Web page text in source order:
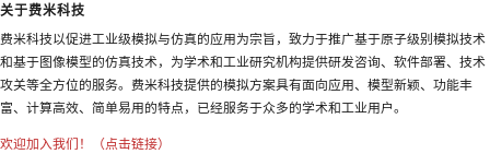
关于费米科技
费米科技以促进工业级模拟与仿真的应用为宗旨，致力于推广基于原子级别模拟技术
和基于图像模型的仿真技术，为学术和工业研究机构提供研发咨询、软件部署、技术
攻关等全方位的服务。费米科技提供的模拟方案具有面向应用、模型新颖、功能丰
富、计算高效、简单易用的特点，已经服务于众多的学术和工业用户。
欢迎加入我们！（点击链接）